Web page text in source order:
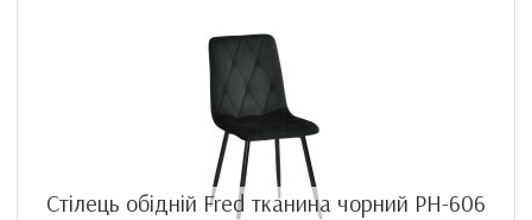
Стілець обідній Fred тканина чорний PH-606